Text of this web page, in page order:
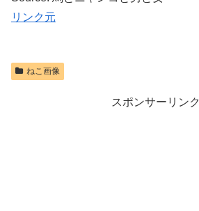
リンク元
ねこ画像
スポンサーリンク